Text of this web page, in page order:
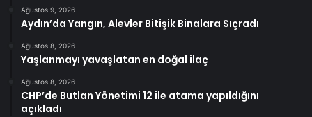
Ağustos 9, 2026
Aydın’da Yangın, Alevler Bitişik Binalara Sıçradı
Ağustos 8, 2026
Yaşlanmayı yavaşlatan en doğal ilaç
Ağustos 8, 2026
CHP’de Butlan Yönetimi 12 ile atama yapıldığını
açıkladı